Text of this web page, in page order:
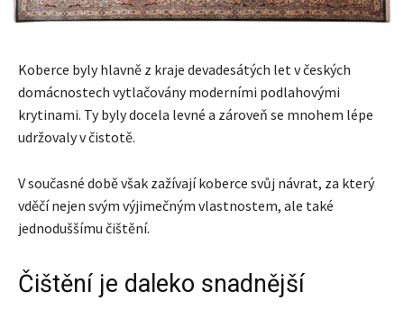
Koberce byly hlavně z kraje devadesátých let v českých
domácnostech vytlačovány moderními podlahovými
krytinami. Ty byly docela levné a zároveň se mnohem lépe
udržovaly v čistotě.
V současné době však zažívají koberce svůj návrat, za který
vděčí nejen svým výjimečným vlastnostem, ale také
jednoduššímu čištění.
Čištění je daleko snadnější